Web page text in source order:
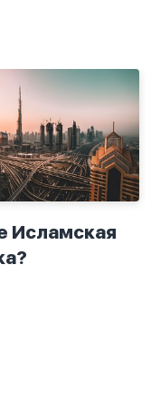
От родных
Исламская